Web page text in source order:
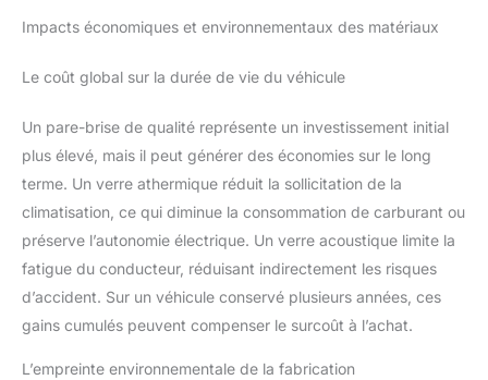
Impacts économiques et environnementaux des matériaux
Le coût global sur la durée de vie du véhicule
Un pare-brise de qualité représente un investissement initial
plus élevé, mais il peut générer des économies sur le long
terme. Un verre athermique réduit la sollicitation de la
climatisation, ce qui diminue la consommation de carburant ou
préserve l’autonomie électrique. Un verre acoustique limite la
fatigue du conducteur, réduisant indirectement les risques
d’accident. Sur un véhicule conservé plusieurs années, ces
gains cumulés peuvent compenser le surcoût à l’achat.
L’empreinte environnementale de la fabrication